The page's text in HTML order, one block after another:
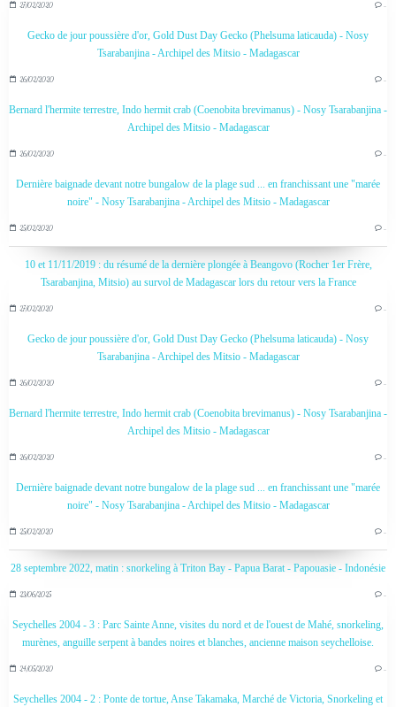
27/02/2020 …
Gecko de jour poussière d'or, Gold Dust Day Gecko (Phelsuma laticauda) - Nosy
Tsarabanjina - Archipel des Mitsio - Madagascar
26/02/2020 …
Bernard l'hermite terrestre, Indo hermit crab (Coenobita brevimanus) - Nosy Tsarabanjina -
Archipel des Mitsio - Madagascar
26/02/2020 …
Dernière baignade devant notre bungalow de la plage sud ... en franchissant une "marée
noire" - Nosy Tsarabanjina - Archipel des Mitsio - Madagascar
25/02/2020 …
10 et 11/11/2019 : du résumé de la dernière plongée à Beangovo (Rocher 1er Frère,
Tsarabanjina, Mitsio) au survol de Madagascar lors du retour vers la France
27/02/2020 …
Gecko de jour poussière d'or, Gold Dust Day Gecko (Phelsuma laticauda) - Nosy
Tsarabanjina - Archipel des Mitsio - Madagascar
26/02/2020 …
Bernard l'hermite terrestre, Indo hermit crab (Coenobita brevimanus) - Nosy Tsarabanjina -
Archipel des Mitsio - Madagascar
26/02/2020 …
Dernière baignade devant notre bungalow de la plage sud ... en franchissant une "marée
noire" - Nosy Tsarabanjina - Archipel des Mitsio - Madagascar
25/02/2020 …
28 septembre 2022, matin : snorkeling à Triton Bay - Papua Barat - Papouasie - Indonésie
23/06/2025 …
Seychelles 2004 - 3 : Parc Sainte Anne, visites du nord et de l'ouest de Mahé, snorkeling,
murènes, anguille serpent à bandes noires et blanches, ancienne maison seychelloise.
24/05/2020 …
Seychelles 2004 - 2 : Ponte de tortue, Anse Takamaka, Marché de Victoria, Snorkeling et